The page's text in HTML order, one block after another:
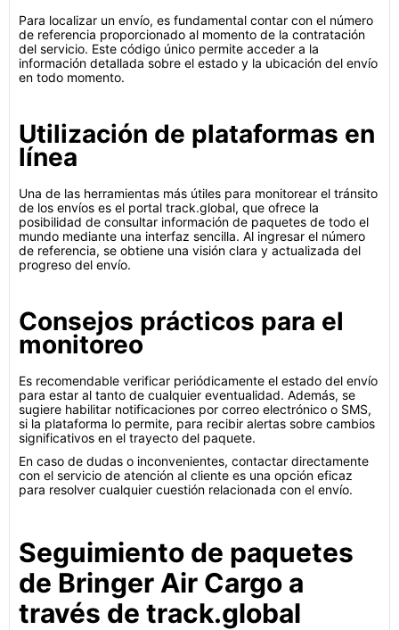
Para localizar un envío, es fundamental contar con el número
de referencia proporcionado al momento de la contratación
del servicio. Este código único permite acceder a la
información detallada sobre el estado y la ubicación del envío
en todo momento.
Utilización de plataformas en
línea
Una de las herramientas más útiles para monitorear el tránsito
de los envíos es el portal track.global, que ofrece la
posibilidad de consultar información de paquetes de todo el
mundo mediante una interfaz sencilla. Al ingresar el número
de referencia, se obtiene una visión clara y actualizada del
progreso del envío.
Consejos prácticos para el
monitoreo
Es recomendable verificar periódicamente el estado del envío
para estar al tanto de cualquier eventualidad. Además, se
sugiere habilitar notificaciones por correo electrónico o SMS,
si la plataforma lo permite, para recibir alertas sobre cambios
significativos en el trayecto del paquete.
En caso de dudas o inconvenientes, contactar directamente
con el servicio de atención al cliente es una opción eficaz
para resolver cualquier cuestión relacionada con el envío.
Seguimiento de paquetes
de Bringer Air Cargo a
través de track.global